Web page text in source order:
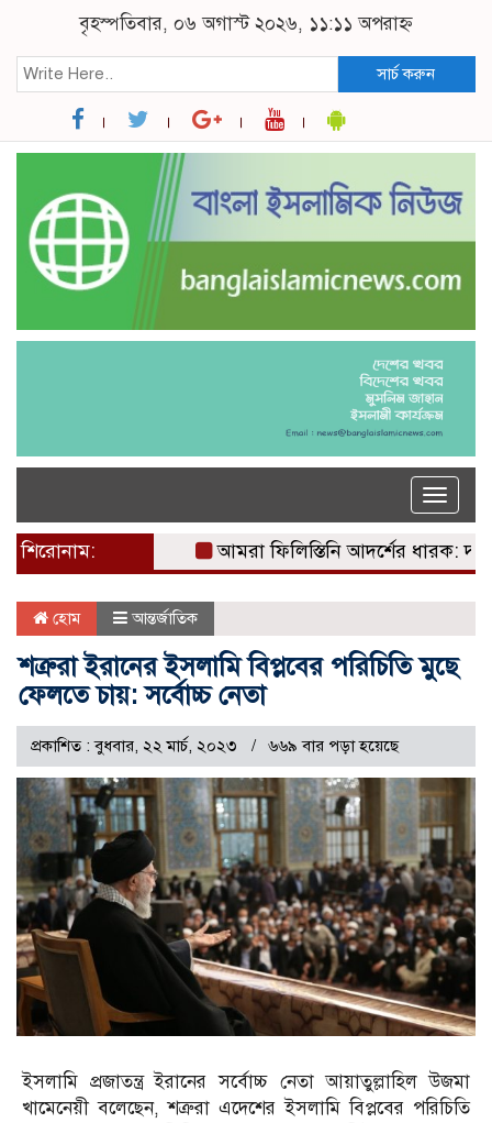
বৃহস্পতিবার, ০৬ অগাস্ট ২০২৬, ১১:১১ অপরাহ্ন
সার্চ করুন
Toggle
শিরোনাম: আমরা ফিলিস্তিনি আদর্শের ধারক: দখলদার
হোম আন্তর্জাতিক
শত্রুরা ইরানের ইসলামি বিপ্লবের পরিচিতি মুছে
ফেলতে চায়: সর্বোচ্চ নেতা
প্রকাশিত : বুধবার, ২২ মার্চ, ২০২৩ ৬৬৯ বার পড়া হয়েছে
ইসলামি প্রজাতন্ত্র ইরানের সর্বোচ্চ নেতা আয়াতুল্লাহিল উজমা
খামেনেয়ী বলেছেন, শত্রুরা এদেশের ইসলামি বিপ্লবের পরিচিতি